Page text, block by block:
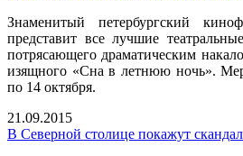
Знаменитый петербургский
представит все лучшие
потрясающего драматическим
изящного «Сна в летнюю ночь».
по 14 октября.
21.09.2015
В Северной столице покажут